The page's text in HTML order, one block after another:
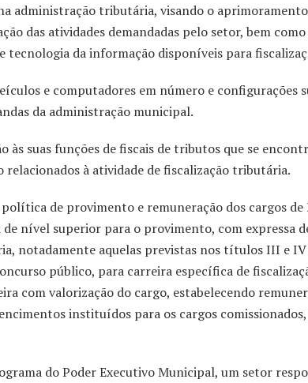
administração tributária, visando o
das atividades demandadas pelo setor, bem
tecnologia da informação disponíveis para
e computadores em número e configurações
da administração municipal.
às suas funções de fiscais de tributos que se
relacionados à atividade de fiscalização tributária.
de provimento e remuneração dos cargos de
nível superior para o provimento, com expressa
notadamente aquelas previstas nos títulos III e IV
público, para carreira específica de
com valorização do cargo, estabelecendo
instituídos para os cargos
do Poder Executivo Municipal, um setor